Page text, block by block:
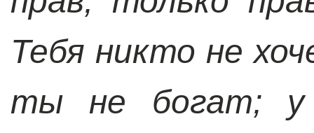
Тебя никто не
ты не богат; у